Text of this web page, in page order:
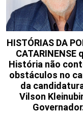
HISTÓRIAS DA
CATARINENSE
História não
obstáculos no
da
Vilson